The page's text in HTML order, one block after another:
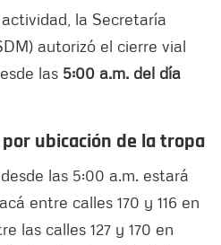
la Secretaría
autorizó el cierre vial
las 5:00 a.m. del día
ubicación de la tropa
las 5:00 a.m. estará
entre calles 170 y 116 en
las calles 127 y 170 en